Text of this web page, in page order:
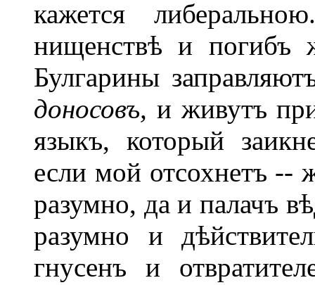
кажется
нищенствѣ и погибъ
Булгарины
доносовъ, и живутъ
языкъ, который
если мой отсохнетъ --
разумно, да и палачъ
разумно и
гнусенъ и